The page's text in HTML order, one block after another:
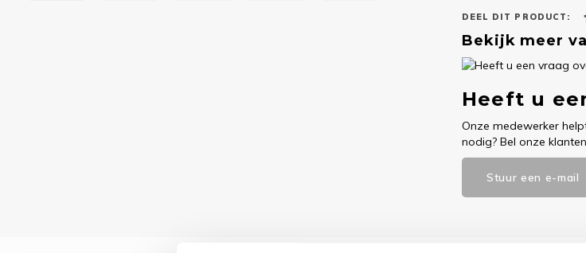
DEEL DIT PRODUCT:
Bekijk meer
Heeft u
Onze medewerker
nodig? Bel onze
Stuur een e-mail